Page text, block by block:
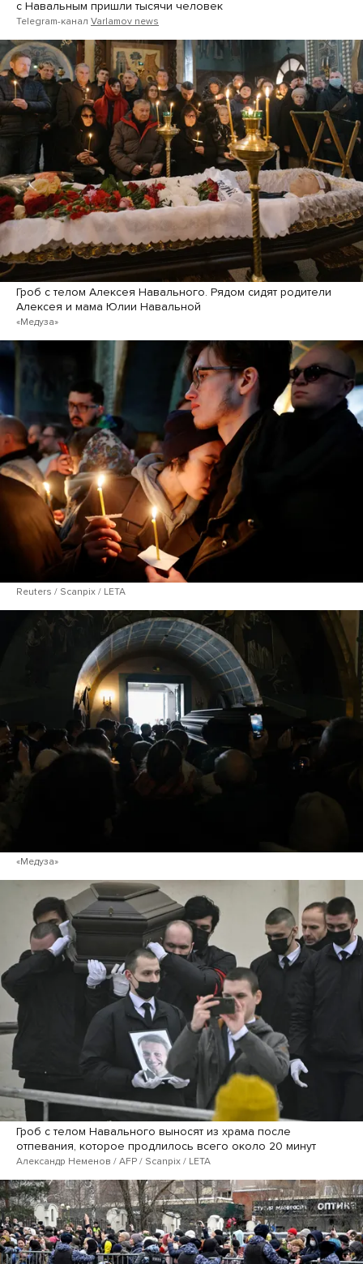
с Навальным пришли тысячи человек
Telegram-канал Varlamov news
Гроб с телом Алексея Навального. Рядом сидят родители
Алексея и мама Юлии Навальной
«Медуза»
Reuters / Scanpix / LETA
«Медуза»
Гроб с телом Навального выносят из храма после
отпевания, которое продлилось всего около 20 минут
Александр Неменов / AFP / Scanpix / LETA